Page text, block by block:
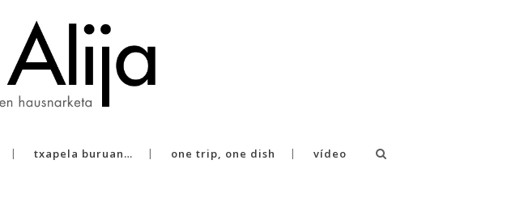
txapela buruan… one trip, one dish vídeo